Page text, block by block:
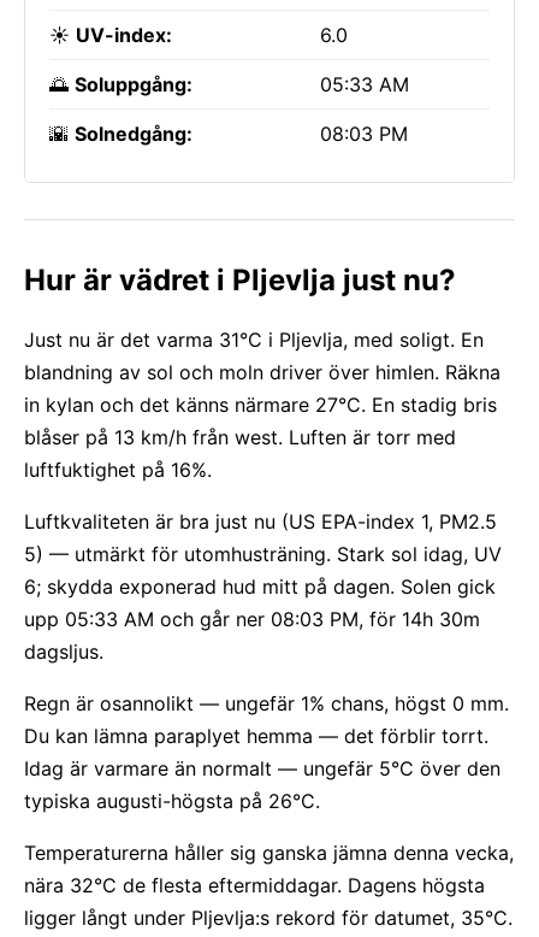
☀️ UV-index: 6.0
🌅 Soluppgång: 05:33 AM
🌇 Solnedgång: 08:03 PM
Hur är vädret i Pljevlja just nu?
Just nu är det varma 31°C i Pljevlja, med soligt. En
blandning av sol och moln driver över himlen. Räkna
in kylan och det känns närmare 27°C. En stadig bris
blåser på 13 km/h från west. Luften är torr med
luftfuktighet på 16%.
Luftkvaliteten är bra just nu (US EPA-index 1, PM2.5
5) — utmärkt för utomhusträning. Stark sol idag, UV
6; skydda exponerad hud mitt på dagen. Solen gick
upp 05:33 AM och går ner 08:03 PM, för 14h 30m
dagsljus.
Regn är osannolikt — ungefär 1% chans, högst 0 mm.
Du kan lämna paraplyet hemma — det förblir torrt.
Idag är varmare än normalt — ungefär 5°C över den
typiska augusti-högsta på 26°C.
Temperaturerna håller sig ganska jämna denna vecka,
nära 32°C de flesta eftermiddagar. Dagens högsta
ligger långt under Pljevlja:s rekord för datumet, 35°C.